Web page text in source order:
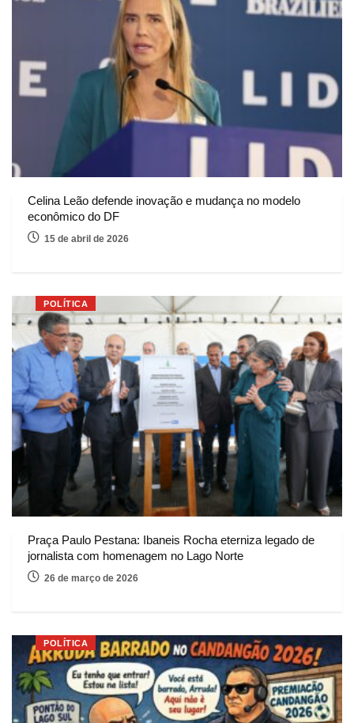
Celina Leão defende inovação e mudança no modelo
econômico do DF
15 de abril de 2026
POLÍTICA
Praça Paulo Pestana: Ibaneis Rocha eterniza legado de
jornalista com homenagem no Lago Norte
26 de março de 2026
POLÍTICA